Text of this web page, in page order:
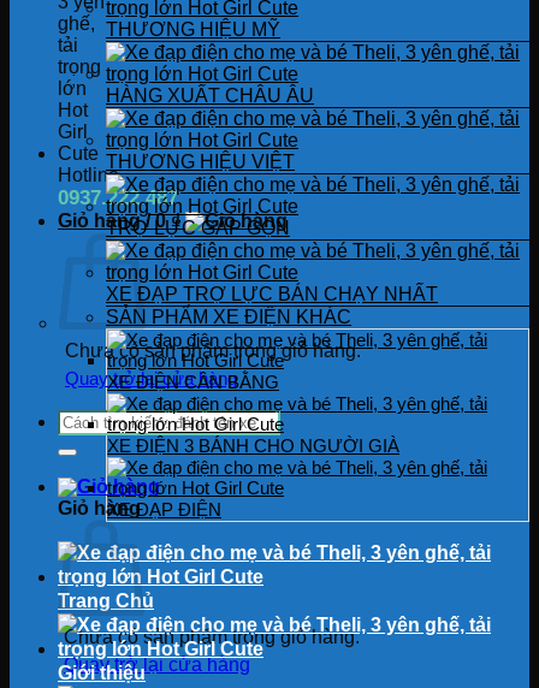
Hotline
0937.222.487
Giỏ hàng /0₫
Chưa có sản phẩm trong giỏ hàng.
Quay trở lại cửa hàng
Tìm
kiếm:
Giỏ hàng
Chưa có sản phẩm trong giỏ hàng.
Quay trở lại cửa hàng
THƯƠNG HIỆU MỸ
HÀNG XUẤT CHÂU ÂU
THƯƠNG HIỆU VIỆT
TRỢ LỰC GẤP GỌN
XE ĐẠP TRỢ LỰC BÁN CHẠY NHẤT
SẢN PHẨM XE ĐIỆN KHÁC
XE ĐIỆN CÂN BẰNG
XE ĐIỆN 3 BÁNH CHO NGƯỜI GIÀ
XE ĐẠP ĐIỆN
Trang Chủ
Giới thiệu